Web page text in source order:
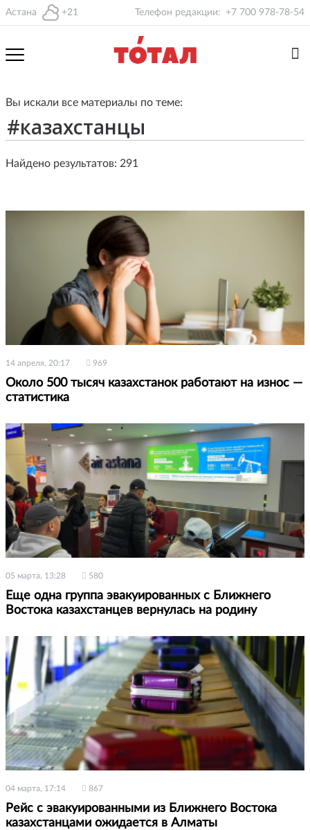
Астана +21 Телефон редакции: +7 700 978-78-54
Вы искали все материалы по теме:
Найдено результатов: 291
14 апреля, 20:17 969
Около 500 тысяч казахстанок работают на износ —
статистика
05 марта, 13:28 580
Еще одна группа эвакуированных с Ближнего
Востока казахстанцев вернулась на родину
04 марта, 17:14 867
Рейс с эвакуированными из Ближнего Востока
казахстанцами ожидается в Алматы